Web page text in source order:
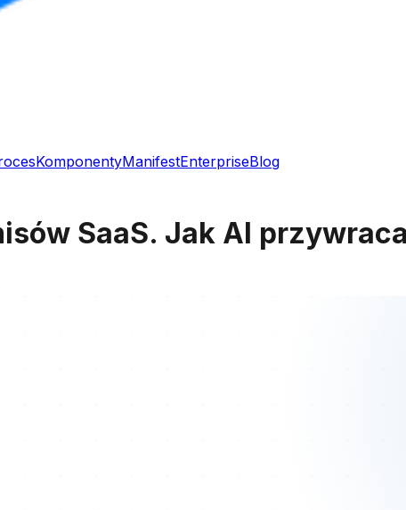
KomponentyManifestEnterpriseBlog
SaaS. Jak AI